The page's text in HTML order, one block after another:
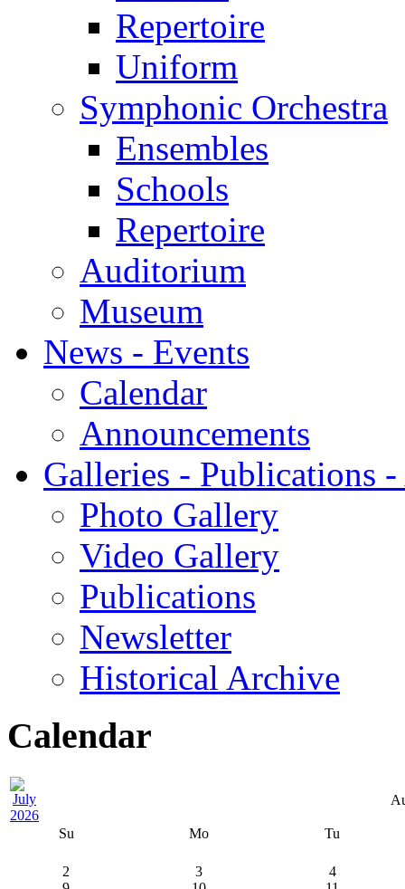
Repertoire
Uniform
Symphonic Orchestra
Ensembles
Schools
Repertoire
Auditorium
Museum
News - Events
Calendar
Announcements
Galleries - Publications
Photo Gallery
Video Gallery
Publications
Newsletter
Historical Archive
Calendar
Su Mo Tu
2 3
4